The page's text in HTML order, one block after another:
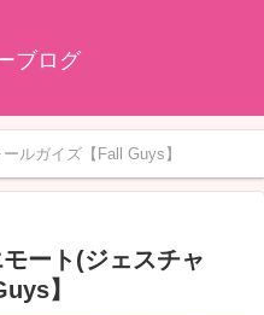
ブログ
ールガイズ【Fall Guys】
ート(ジェスチャ
】